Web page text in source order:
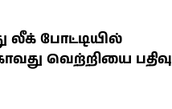
லீக் போட்டியில்
வெற்றியை பதிவு